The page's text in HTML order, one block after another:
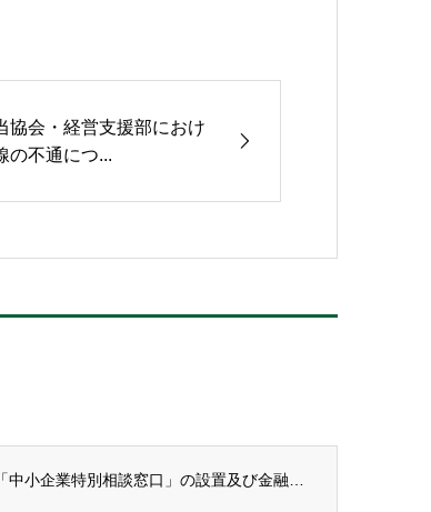
協会・経営支援部におけ
の不通につ...